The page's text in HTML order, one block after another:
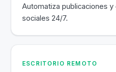
Automatiza publicaciones
sociales 24/7.
ESCRITORIO REMOTO